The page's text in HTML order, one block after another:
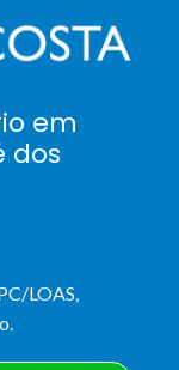
em
dos
LOAS,